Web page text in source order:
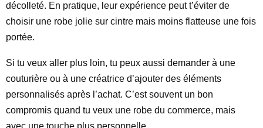
décolleté. En pratique, leur expérience peut t’éviter de
choisir une robe jolie sur cintre mais moins flatteuse une fois
portée.
Si tu veux aller plus loin, tu peux aussi demander à une
couturière ou à une créatrice d’ajouter des éléments
personnalisés après l’achat. C’est souvent un bon
compromis quand tu veux une robe du commerce, mais
avec une touche plus personnelle.